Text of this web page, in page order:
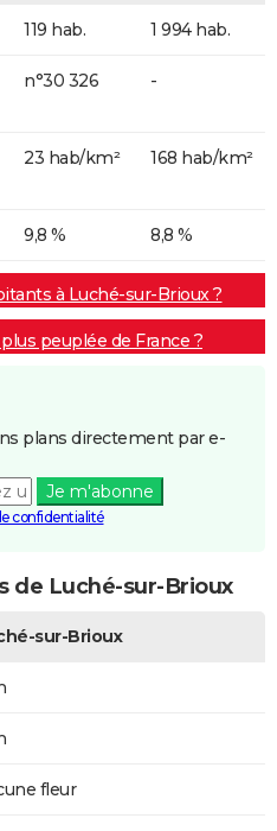
119 hab. 1 994 hab.
n°30 326 -
23 hab/km² 168 hab/km²
9,8 % 8,8 %
à Luché-sur-Brioux ?
peuplée de France ?
plans directement par e-
Je m'abonne
confidentialité
de Luché-sur-Brioux
sur-Brioux
fleur